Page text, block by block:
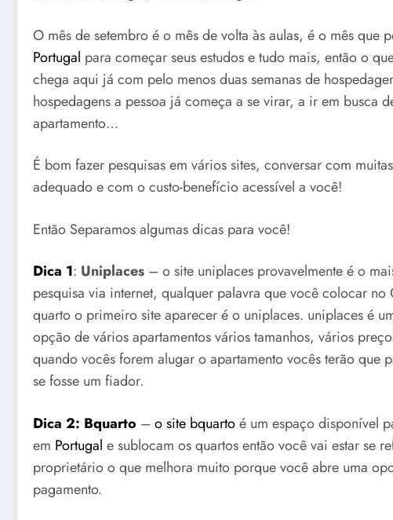
O mês de setembro é o mês de volta às aulas, é o mês que
Portugal para começar seus estudos e tudo mais, então o
chega aqui já com pelo menos duas semanas de
hospedagens a pessoa já começa a se virar, a ir em busca
apartamento…
É bom fazer pesquisas em vários sites, conversar com
adequado e com o custo-benefício acessível a você!
Então Separamos algumas dicas para você!
Dica 1: Uniplaces – o site uniplaces provavelmente é o
pesquisa via internet, qualquer palavra que você colocar
quarto o primeiro site aparecer é o uniplaces. uniplaces é
opção de vários apartamentos vários tamanhos, vários
quando vocês forem alugar o apartamento vocês terão
se fosse um fiador.
Dica 2: Bquarto – o site bquartoé um espaço disponível
em Portugal e sublocam os quartos então você vai estar se
proprietário o que melhora muito porque você abre uma
pagamento.